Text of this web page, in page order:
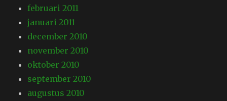
februari 2011
januari 2011
december 2010
november 2010
oktober 2010
september 2010
augustus 2010